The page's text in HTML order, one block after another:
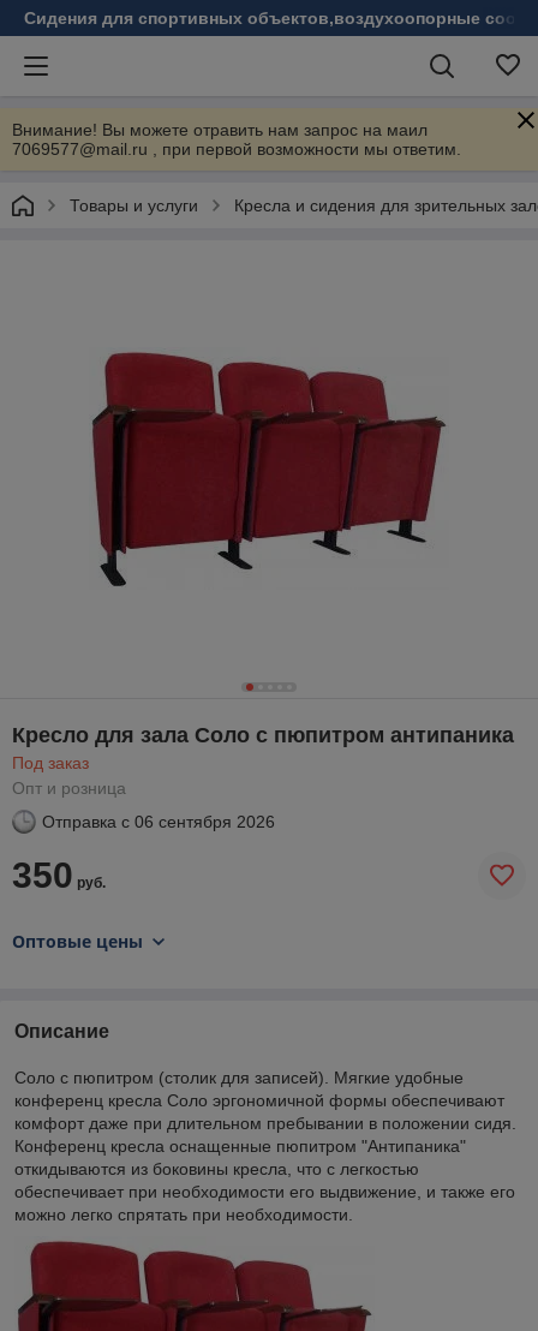
Сидения для спортивных объектов,воздухоопорные
Внимание! Вы можете отравить нам запрос на маил
7069577@mail.ru , при первой возможности мы ответим.
Товары и услуги Кресла и сидения для зрительных
Кресло для зала Соло с пюпитром антипаника
Под заказ
Опт и розница
Отправка с 06 сентября 2026
350 руб.
Оптовые цены
Описание
Соло с пюпитром (столик для записей). Мягкие удобные
конференц кресла Соло эргономичной формы обеспечивают
комфорт даже при длительном пребывании в положении сидя.
Конференц кресла оснащенные пюпитром "Антипаника"
откидываются из боковины кресла, что с легкостью
обеспечивает при необходимости его выдвижение, и также его
можно легко спрятать при необходимости.